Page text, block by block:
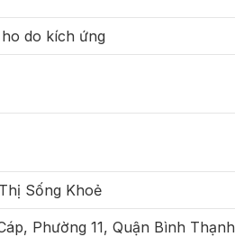
do kích ứng
Sống Khoẻ
Phường 11, Quận Bình